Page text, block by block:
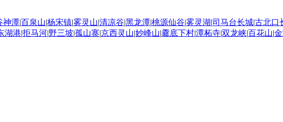
神潭|百泉山|杨宋镇|雾灵山|清凉谷|黑龙潭|桃源仙谷|雾灵湖|司马台长城|古北口
湖港|拒马河|野三坡|孤山寨|京西灵山|妙峰山|爨底下村|潭柘寺|双龙峡|百花山|